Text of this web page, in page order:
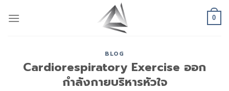
0
BLOG
Cardiorespiratory Exercise ออก
กำลังกายบริหารหัวใจ